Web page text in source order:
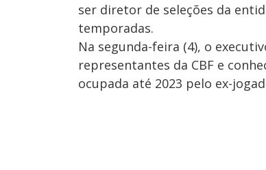
ser diretor de seleções da
temporadas.
Na segunda-feira (4), o
representantes da CBF e
ocupada até 2023 pelo ex-